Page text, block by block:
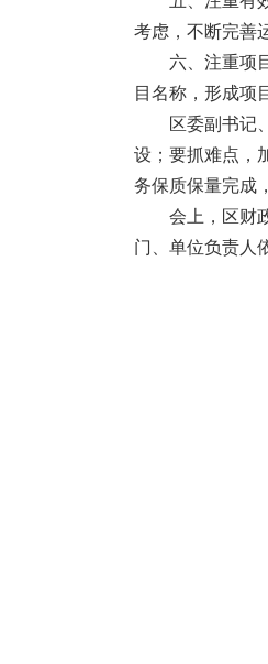
考虑，不断完善
六、注重项
目名称，形成项
区委副书记
设；要抓难点，
务保质保量完成
会上，区财
门、单位负责人